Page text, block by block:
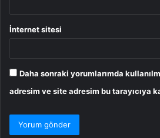
İnternet sitesi
Daha sonraki yorumlarımda
adresim ve site adresim bu tarayıcıya